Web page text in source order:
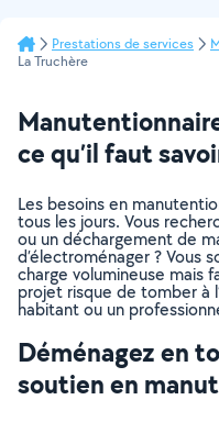
Prestations de services
La Truchère
ce qu’il faut
Les besoins en
tous les jours. Vous
ou un déchargement de
d’électroménager ? Vous
charge volumineuse mais
projet risque de tomber à
habitant ou un
Déménagez en
soutien en